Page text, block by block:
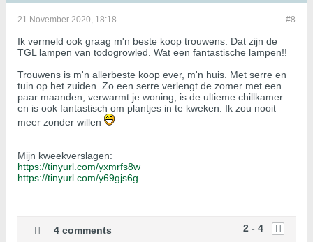
#8
21 November 2020, 18:18
Ik vermeld ook graag m'n beste koop trouwens. Dat zijn de
TGL lampen van todogrowled. Wat een fantastische lampen!!
Trouwens is m'n allerbeste koop ever, m'n huis. Met serre en
tuin op het zuiden. Zo een serre verlengt de zomer met een
paar maanden, verwarmt je woning, is de ultieme chillkamer
en is ook fantastisch om plantjes in te kweken. Ik zou nooit
meer zonder willen
Mijn kweekverslagen:
https://tinyurl.com/yxmrfs8w
https://tinyurl.com/y69gjs6g
2 - 4
4 comments